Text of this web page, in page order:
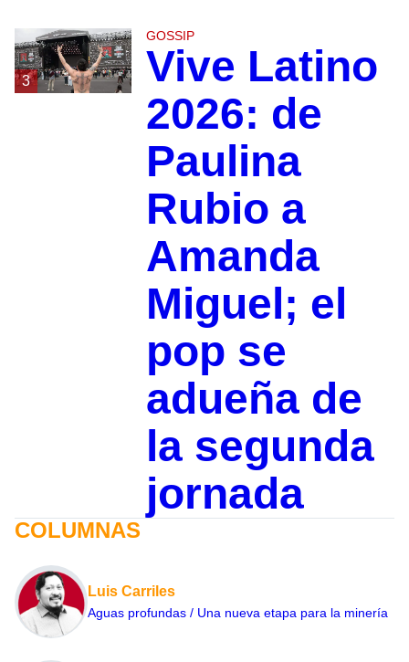
3
GOSSIP
Vive Latino
2026: de
Paulina
Rubio a
Amanda
Miguel; el
pop se
adueña de
la segunda
jornada
COLUMNAS
Luis Carriles
Aguas profundas / Una nueva etapa para la minería